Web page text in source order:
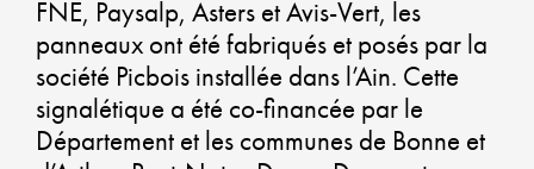
FNE, Paysalp, Asters et Avis-Vert, les
panneaux ont été fabriqués et posés par la
société Picbois installée dans l’Ain. Cette
signalétique a été co-financée par le
Département et les communes de Bonne et